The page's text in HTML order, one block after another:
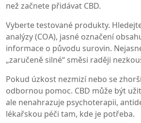
než začnete přidávat CBD.
Vyberte testované produkty.
analýzy (COA), jasné označení
informace o původu surovin.
„zaručeně silné“ směsi raději
Pokud úzkost nezmizí nebo se
odbornou pomoc. CBD může být
ale nenahrazuje psychoterapii,
lékařskou péči tam, kde je potřeba.